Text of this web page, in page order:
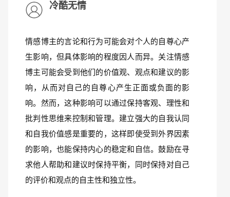
冷酷无情
情感博主的言论和行为可能会对个人的自尊心产
生影响，但具体影响的程度因人而异。关注情感
博主可能会受到他们的价值观、观点和建议的影
响，从而对自己的自尊心产生正面或负面的影
响。然而，这种影响可以通过保持客观、理性和
批判性思维来控制和管理。建立强大的自我认同
和自我价值感是重要的，这样即使受到外界因素
的影响，也能保持内心的稳定和自信。鼓励在寻
求他人帮助和建议时保持平衡，同时保持对自己
的评价和观点的自主性和独立性。